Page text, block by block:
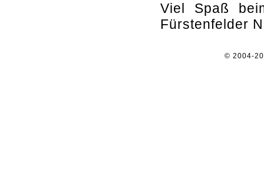
Viel Spaß
Fürstenfelder
© 2004-